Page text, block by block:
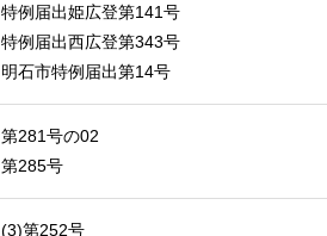
特例届出姫広登第141号
特例届出西広登第343号
明石市特例届出第14号
第281号の02
第285号
(3)第252号